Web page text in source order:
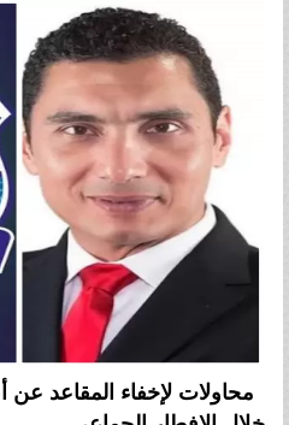
محاولات لإخفاء المقاعد عن